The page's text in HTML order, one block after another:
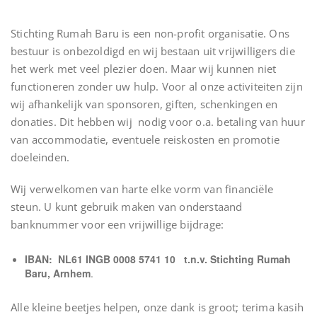
Stichting Rumah Baru is een non-profit organisatie. Ons
bestuur is onbezoldigd en wij bestaan uit vrijwilligers die
het werk met veel plezier doen. Maar wij kunnen niet
functioneren zonder uw hulp. Voor al onze activiteiten zijn
wij afhankelijk van sponsoren, giften, schenkingen en
donaties. Dit hebben wij nodig voor o.a. betaling van huur
van accommodatie, eventuele reiskosten en promotie
doeleinden.
Wij verwelkomen van harte elke vorm van financiële
steun. U kunt gebruik maken van onderstaand
banknummer voor een vrijwillige bijdrage:
IBAN: NL61 INGB 0008 5741 10 t.n.v. Stichting Rumah
Baru, Arnhem.
Alle kleine beetjes helpen, onze dank is groot; terima kasih